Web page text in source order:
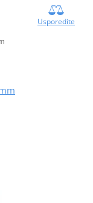
Usporedite